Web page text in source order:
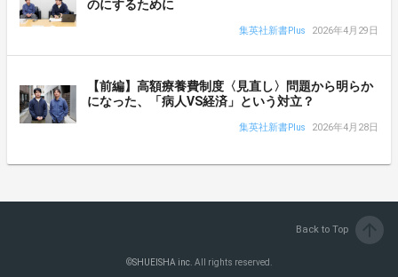
のにするために
集英社新書Plus 2026年4月29日
【前編】高額療養費制度〈見直し〉問題から明らか
になった、「病人VS経済」という対立？
集英社新書Plus 2026年4月28日
Back to Top
©SHUEISHA inc. All rights reserved.